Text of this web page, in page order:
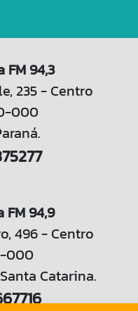
FM 94,3
235 - Centro
000
FM 94,9
496 - Centro
000
Catarina.